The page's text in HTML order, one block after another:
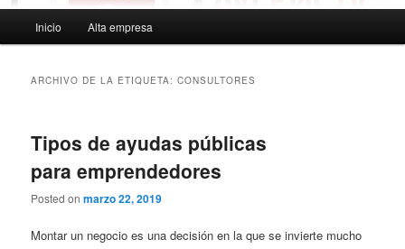
principal
Inicio Alta empresa
ARCHIVO DE LA ETIQUETA:CONSULTORES
Tipos de ayudas públicas
para emprendedores
Posted onmarzo 22, 2019
Montar un negocio es una decisión en la que se invierte mucho